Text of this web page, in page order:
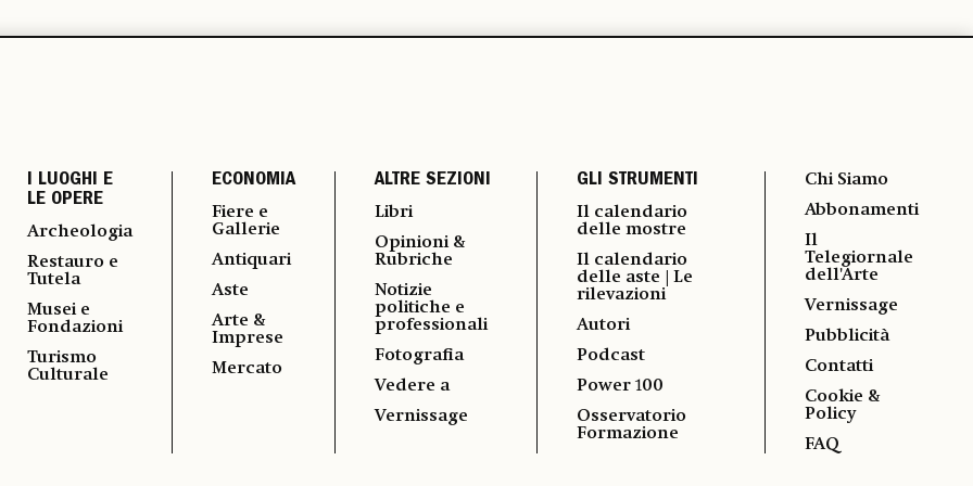
I LUOGHI E
LE OPERE
Archeologia
Restauro e
Tutela
Musei e
Fondazioni
Turismo
Culturale
ECONOMIA
Fiere e
Gallerie
Antiquari
Aste
Arte &
Imprese
Mercato
ALTRE SEZIONI
Libri
Opinioni &
Rubriche
Notizie
politiche e
professionali
Fotografia
Vedere a
Vernissage
GLI STRUMENTI
Il calendario
delle mostre
Il calendario
delle aste | Le
rilevazioni
Autori
Podcast
Power 100
Osservatorio
Formazione
Chi Siamo
Abbonamenti
Il
Telegiornale
dell'Arte
Vernissage
Pubblicità
Contatti
Cookie &
Policy
FAQ